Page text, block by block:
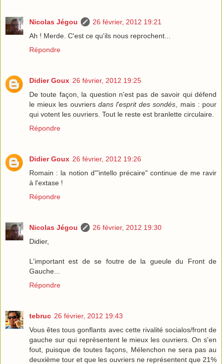
Nicolas Jégou
26 février, 2012 19:21
Ah ! Merde. C'est ce qu'ils nous reprochent...
Répondre
Didier Goux 26 février, 2012 19:25
De toute façon, la question n'est pas de savoir qui défend
le mieux les ouvriers dans l'esprit des sondés , mais : pour
qui votent les ouvriers. Tout le reste est branlette circulaire.
Répondre
Didier Goux 26 février, 2012 19:26
Romain : la notion d'"intello précaire" continue de me ravir
à l'extase !
Répondre
Nicolas Jégou
26 février, 2012 19:30
Didier,
L'important est de se foutre de la gueule du Front de
Gauche...
Répondre
tebruc 26 février, 2012 19:43
Vous êtes tous gonflants avec cette rivalité socialos/front de
gauche sur qui représentent le mieux les ouvriers. On s'en
fout, puisque de toutes façons, Mélenchon ne sera pas au
deuxième tour et que les ouvriers ne représentent que 21%